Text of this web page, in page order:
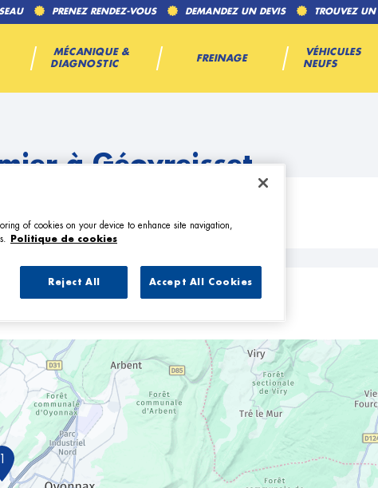
PRENEZ RENDEZ-VOUS DEMANDEZ UN DEVIS TROUVEZ UN
MÉCANIQUE &
DIAGNOSTIC
FREINAGE
VÉHICULES
NEUFS
à Géovreisset
à Géovreisset
1
of cookies on your device to enhance site navigation,
Politique de cookies
Reject All Accept All Cookies